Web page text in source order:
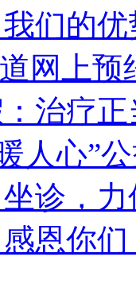
我们的
网上
治疗
人心”
诊，力
感恩你